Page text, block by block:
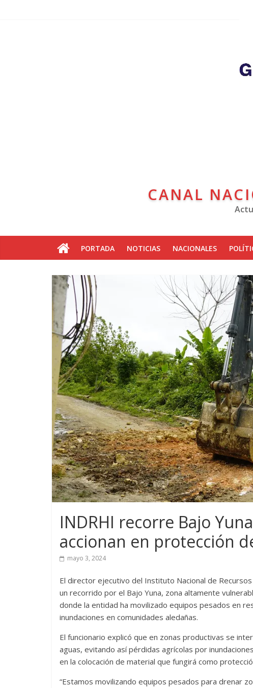
CANAL
PORTADA NOTICIAS NACIONALES
INDRHI recorre Bajo
accionan en protección
mayo 3, 2024
El director ejecutivo del Instituto Nacional de
un recorrido por el Bajo Yuna, zona altamente
donde la entidad ha movilizado equipos pesados en
inundaciones en comunidades aledañas.
El funcionario explicó que en zonas productivas se
aguas, evitando así pérdidas agrícolas por
en la colocación de material que fungirá como
“Estamos movilizando equipos pesados para drenar